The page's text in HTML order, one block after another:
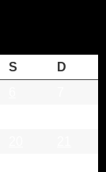
S
D